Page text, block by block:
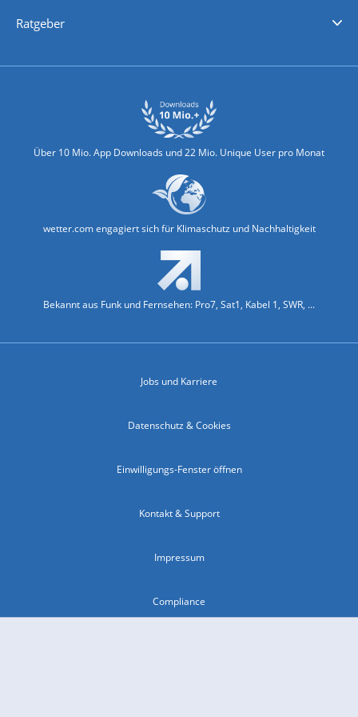
Ratgeber
Über 10 Mio. App Downloads und 22 Mio. Unique User pro Monat
wetter.com engagiert sich für Klimaschutz und Nachhaltigkeit
Bekannt aus Funk und Fernsehen: Pro7, Sat1, Kabel 1, SWR, ...
Jobs und Karriere
Datenschutz & Cookies
Einwilligungs-Fenster öffnen
Kontakt & Support
Impressum
Compliance